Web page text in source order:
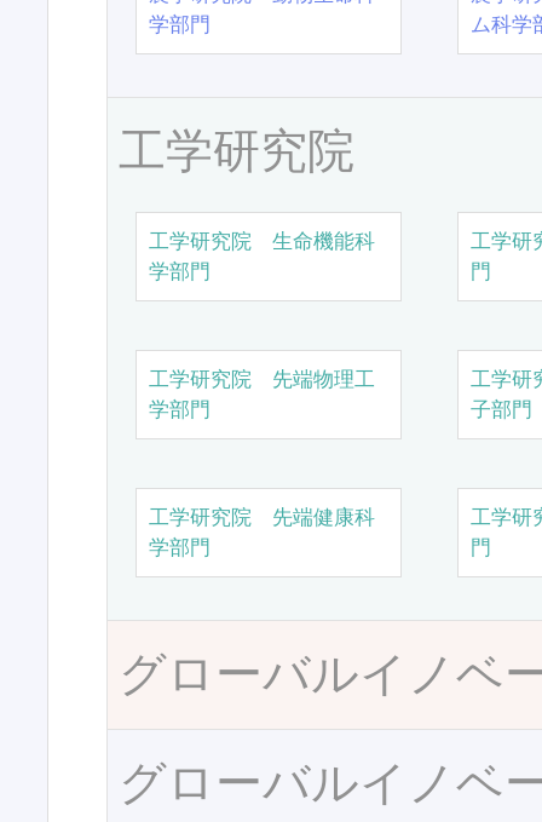
学部門
ム科学
工学研究院
工学研究院 生命機能科
学部門
工学研
門
工学研究院 先端物理工
学部門
工学研
子部門
工学研究院 先端健康科
学部門
工学研
門
グローバルイノベ
グローバルイノベ